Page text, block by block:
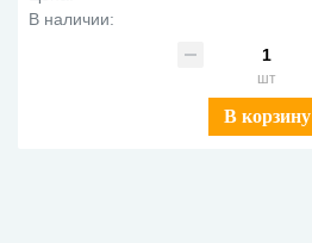
В наличии:
шт
В корзину